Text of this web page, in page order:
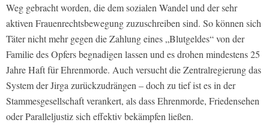
Weg gebracht worden, die dem sozialen Wandel und der sehr
aktiven Frauenrechtsbewegung zuzuschreiben sind. So können sich
Täter nicht mehr gegen die Zahlung eines „Blutgeldes“ von der
Familie des Opfers begnadigen lassen und es drohen mindestens 25
Jahre Haft für Ehrenmorde. Auch versucht die Zentralregierung das
System der Jirga zurückzudrängen – doch zu tief ist es in der
Stammesgesellschaft verankert, als dass Ehrenmorde, Friedensehen
oder Paralleljustiz sich effektiv bekämpfen ließen.